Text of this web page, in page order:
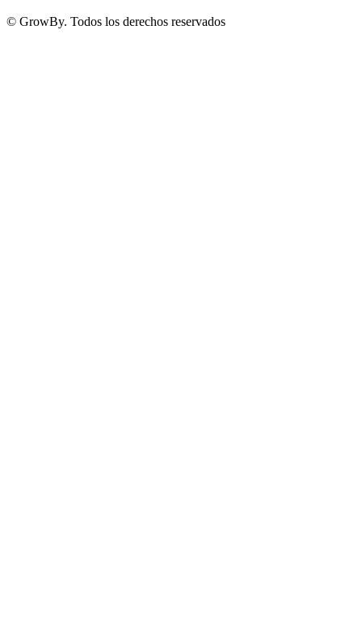
© GrowBy. Todos los derechos reservados